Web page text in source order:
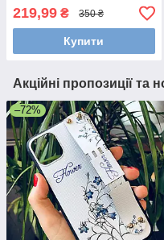
219,99 ₴ 350 ₴
Купити
Акційні пропозиції та
–72%